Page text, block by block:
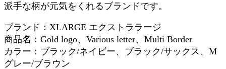
派手な柄が元気をくれるブランドです。
ブランド：XLARGE エクストララージ
商品名：Gold logo、Various letter、Multi Border
カラー：ブラック/ネイビー、ブラック/サックス、M
グレー/ブラウン